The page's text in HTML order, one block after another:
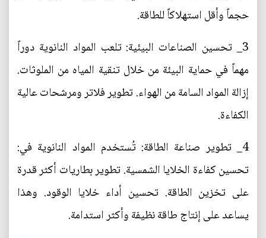
حجماً وأقل استهلاكاً للطاقة.
3_ تحسين الصناعات البيئية: تلعب المواد النانوية دوراً
مهماً في حماية البيئة من خلال تنقية المياه من الملوثات.
إزالة المواد السامة من الهواء. تطوير فلاتر ومرشحات عالية
الكفاءة.
4_ تطوير صناعة الطاقة: تُستخدم المواد النانوية في:
تحسين كفاءة الخلايا الشمسية. تطوير بطاريات أكثر قدرة
على تخزين الطاقة. تحسين أداء خلايا الوقود. وهذا
يساعد على إنتاج طاقة نظيفة وأكثر استدامة.